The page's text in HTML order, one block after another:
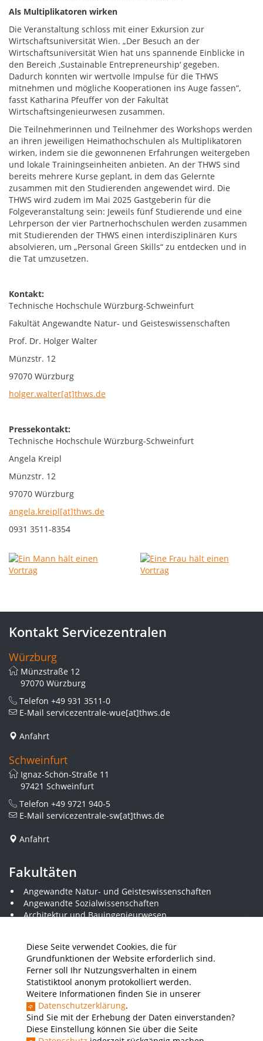
Diese Seite verwendet Cookies, die für
Grundfunktionen der Website erforderlich sind.
Ferner soll Ihr Nutzungsverhalten in einem
Statistiktool anonym protokolliert werden.
Weitere Informationen finden Sie in unserer
Datenschutzerklärung.
Sind Sie mit der Erhebung der Daten einverstanden?
Diese Einstellung können Sie über die Seite
Als Multiplikatoren wirken
Die Veranstaltung schloss mit einer Exkursion zur
Wirtschaftsuniversität Wien. „Der Besuch an der
Wirtschaftsuniversität Wien hat uns spannende Einblicke in
den Bereich ‚Sustainable Entrepreneurship‘ gegeben.
Dadurch konnten wir wertvolle Impulse für die THWS
mitnehmen und mögliche Kooperationen ins Auge fassen“,
fasst Katharina Pfeuffer von der Fakultät
Wirtschaftsingenieurwesen zusammen.
Die Teilnehmerinnen und Teilnehmer des Workshops werden
an ihren jeweiligen Heimathochschulen als Multiplikatoren
wirken, indem sie die gewonnenen Erfahrungen weitergeben
und lokale Trainingseinheiten anbieten. An der THWS sind
bereits mehrere Kurse geplant, in dem das Gelernte
zusammen mit den Studierenden angewendet wird. Die
THWS wird zudem im Mai 2025 Gastgeberin für die
Folgeveranstaltung sein: Jeweils fünf Studierende und eine
Lehrperson der vier Partnerhochschulen werden zusammen
mit Studierenden der THWS einen interdisziplinären Kurs
absolvieren, um „Personal Green Skills“ zu entdecken und in
die Tat umzusetzen.
Kontakt:
Technische Hochschule Würzburg-Schweinfurt
Fakultät Angewandte Natur- und Geisteswissenschaften
Prof. Dr. Holger Walter
Münzstr. 12
97070 Würzburg
holger.walter[at]thws.de
Pressekontakt:
Technische Hochschule Würzburg-Schweinfurt
Angela Kreipl
Münzstr. 12
97070 Würzburg
angela.kreipl[at]thws.de
0931 3511-8354
Kontakt Servicezentralen
Würzburg
Münzstraße 12
97070 Würzburg
Telefon +49 931 3511-0
E-Mail servicezentrale-wue[at]thws.de
Anfahrt
Schweinfurt
Ignaz-Schön-Straße 11
97421 Schweinfurt
Telefon +49 9721 940-5
E-Mail servicezentrale-sw[at]thws.de
Anfahrt
Fakultäten
Angewandte Natur- und Geisteswissenschaften
Angewandte Sozialwissenschaften
Architektur und Bauingenieurwesen
Informatik und Wirtschaftsinformatik
Kunststofftechnik und Vermessung
Maschinenbau
THWS Business School
Wirtschaftsingenieurwesen
Presse Stellenausschreibungen Intranet THWS Store